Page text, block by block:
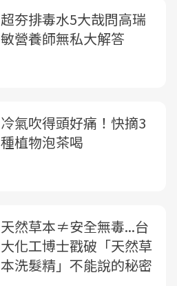
超夯排毒水5大哉問高瑞
敏營養師無私大解答
冷氣吹得頭好痛！快摘3
種植物泡茶喝
天然草本≠安全無毒...台
大化工博士戳破「天然草
本洗髮精」不能說的秘密